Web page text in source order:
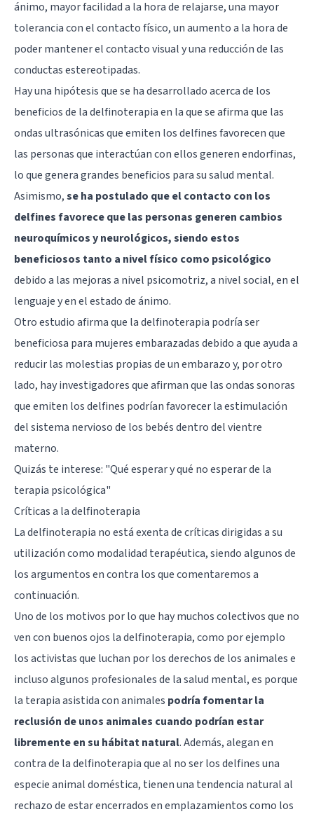
ánimo, mayor facilidad a la hora de relajarse, una mayor
tolerancia con el contacto físico, un aumento a la hora de
poder mantener el contacto visual y una reducción de las
conductas estereotipadas.
Hay una hipótesis que se ha desarrollado acerca de los
beneficios de la delfinoterapia en la que se afirma que las
ondas ultrasónicas que emiten los delfines favorecen que
las personas que interactúan con ellos generen endorfinas,
lo que genera grandes beneficios para su salud mental.
Asimismo,se ha postulado que el contacto con los
delfines favorece que las personas generen cambios
neuroquímicos y neurológicos, siendo estos
beneficiosos tanto a nivel físico como psicológico
debido a las mejoras a nivel psicomotriz, a nivel social, en el
lenguaje y en el estado de ánimo.
Otro estudio afirma que la delfinoterapia podría ser
beneficiosa para mujeres embarazadas debido a que ayuda a
reducir las molestias propias de un embarazo y, por otro
lado, hay investigadores que afirman que las ondas sonoras
que emiten los delfines podrían favorecer la estimulación
del sistema nervioso de los bebés dentro del vientre
materno.
Quizás te interese: "Qué esperar y qué no esperar de la
terapia psicológica"
Críticas a la delfinoterapia
La delfinoterapia no está exenta de críticas dirigidas a su
utilización como modalidad terapéutica, siendo algunos de
los argumentos en contra los que comentaremos a
continuación.
Uno de los motivos por lo que hay muchos colectivos que no
ven con buenos ojos la delfinoterapia, como por ejemplo
los activistas que luchan por los derechos de los animales e
incluso algunos profesionales de la salud mental, es porque
la terapia asistida con animales podría fomentar la
reclusión de unos animales cuando podrían estar
libremente en su hábitat natural. Además, alegan en
contra de la delfinoterapia que al no ser los delfines una
especie animal doméstica, tienen una tendencia natural al
rechazo de estar encerrados en emplazamientos como los